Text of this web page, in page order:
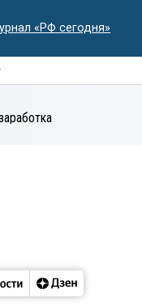
«РФ сегодня»
экспертиза